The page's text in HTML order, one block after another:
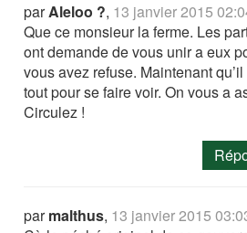
parAleloo ?, 13 janvier 2015
Que ce monsieur la ferme. Les
ont demande de vous unir a eux
vous avez refuse. Maintenant
tout pour se faire voir. On vous a
Circulez !
parmalthus, 13 janvier 2015